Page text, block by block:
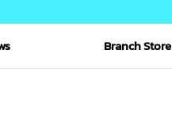
Branch Store